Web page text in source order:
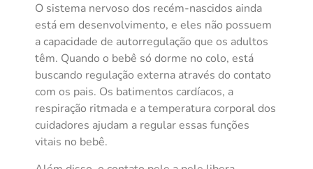
O sistema nervoso dos recém-nascidos ainda
está em desenvolvimento, e eles não possuem
a capacidade de autorregulação que os adultos
têm. Quando o bebê só dorme no colo, está
buscando regulação externa através do contato
com os pais. Os batimentos cardíacos, a
respiração ritmada e a temperatura corporal dos
cuidadores ajudam a regular essas funções
vitais no bebê.